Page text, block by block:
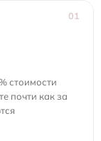
01
стоимости
почти как за